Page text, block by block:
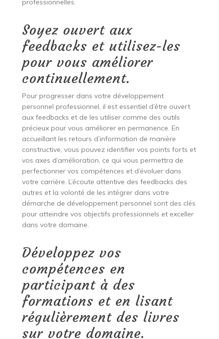
Soyez ouvert aux
feedbacks et utilisez-les
pour vous améliorer
continuellement.
Pour progresser dans votre développement
personnel professionnel, il est essentiel d’être ouvert
aux feedbacks et de les utiliser comme des outils
précieux pour vous améliorer en permanence. En
accueillant les retours d’information de manière
constructive, vous pouvez identifier vos points forts et
vos axes d’amélioration, ce qui vous permettra de
perfectionner vos compétences et d’évoluer dans
votre carrière. L’écoute attentive des feedbacks des
autres et la volonté de les intégrer dans votre
démarche de développement personnel sont des clés
pour atteindre vos objectifs professionnels et exceller
dans votre domaine.
Développez vos
compétences en
participant à des
formations et en lisant
régulièrement des livres
sur votre domaine.